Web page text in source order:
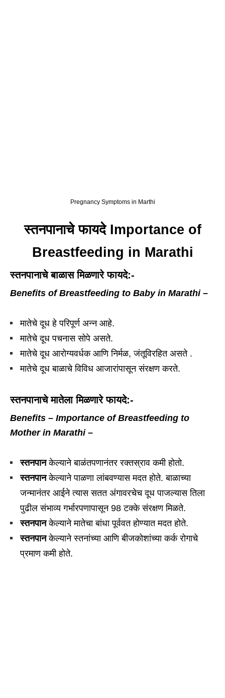
Pregnancy Symptoms in Marthi
स्तनपानाचे फायदे Importance of
Breastfeeding in Marathi
स्तनपानाचे बाळास मिळणारे फायदे:-
Benefits of Breastfeeding to Baby in Marathi –
मातेचे दूध हे परिपूर्ण अन्न आहे.
मातेचे दूध पचनास सोपे असते.
मातेचे दूध आरोग्यवर्धक आणि निर्मळ, जंतूविरहित असते .
मातेचे दूध बाळाचे विविध आजारांपासून संरक्षण करते.
स्तनपानाचे मातेला मिळणारे फायदे:-
Benefits – Importance of Breastfeeding to
Mother in Marathi –
स्तनपानकेल्याने बाळंतपणानंतर रक्तस्राव कमी होतो.
स्तनपानकेल्याने पाळणा लांबवण्यास मदत होते. बाळाच्या
जन्मानंतर आईने त्यास सतत अंगावरचेच दूध पाजल्यास तिला
पुढील संभाव्य गर्भारपणापासून 98 टक्‍के संरक्षण मिळते.
स्तनपानकेल्याने मातेचा बांधा पूर्ववत होण्यात मदत होते.
स्तनपानकेल्याने स्तनांच्या आणि बीजकोशांच्या कर्क रोगाचे
प्रमाण कमी होते.